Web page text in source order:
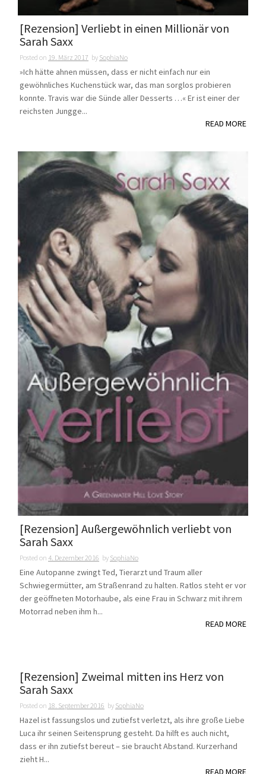
[Rezension] Verliebt in einen Millionär von
Sarah Saxx
Posted on 19. März 2017 by SophiaNo
»Ich hätte ahnen müssen, dass er nicht einfach nur ein
gewöhnliches Kuchenstück war, das man sorglos probieren
konnte. Travis war die Sünde aller Desserts …« Er ist einer der
reichsten Jungge...
READ MORE
[Rezension] Außergewöhnlich verliebt von
Sarah Saxx
Posted on 4. Dezember 2016 by SophiaNo
Eine Autopanne zwingt Ted, Tierarzt und Traum aller
Schwiegermütter, am Straßenrand zu halten. Ratlos steht er vor
der geöffneten Motorhaube, als eine Frau in Schwarz mit ihrem
Motorrad neben ihm h...
READ MORE
[Rezension] Zweimal mitten ins Herz von
Sarah Saxx
Posted on 18. September 2016 by SophiaNo
Hazel ist fassungslos und zutiefst verletzt, als ihre große Liebe
Luca ihr seinen Seitensprung gesteht. Da hilft es auch nicht,
dass er ihn zutiefst bereut – sie braucht Abstand. Kurzerhand
zieht H...
READ MORE